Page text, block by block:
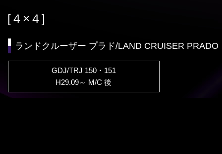
[４×４]
ランドクルーザー プラド/LAND CRUISER PRADO
GDJ/TRJ 150・151
H29.09～ M/C 後